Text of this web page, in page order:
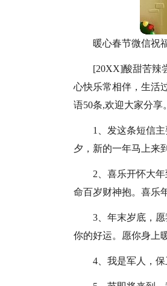
暖心春节微信祝
[20XX]酸甜苦辣
心快乐常相伴，生活
语50条,欢迎大家分享。
1、发这条短信
夕，新的一年马上来
2、喜乐开怀大
命百岁财神抱。喜乐
3、年末岁底，
你的好运。愿你身上
4、我是军人，